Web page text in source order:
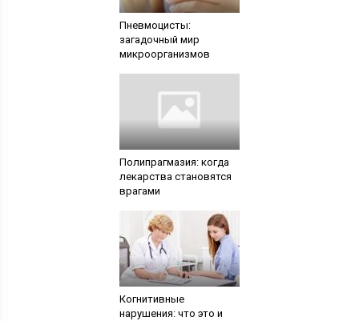
Пневмоцисты:
загадочный мир
микроорганизмов
Полипрагмазия: когда
лекарства становятся
врагами
Когнитивные
нарушения: что это и